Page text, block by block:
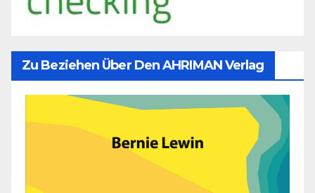
Zu Beziehen Über Den AHRIMAN Verlag